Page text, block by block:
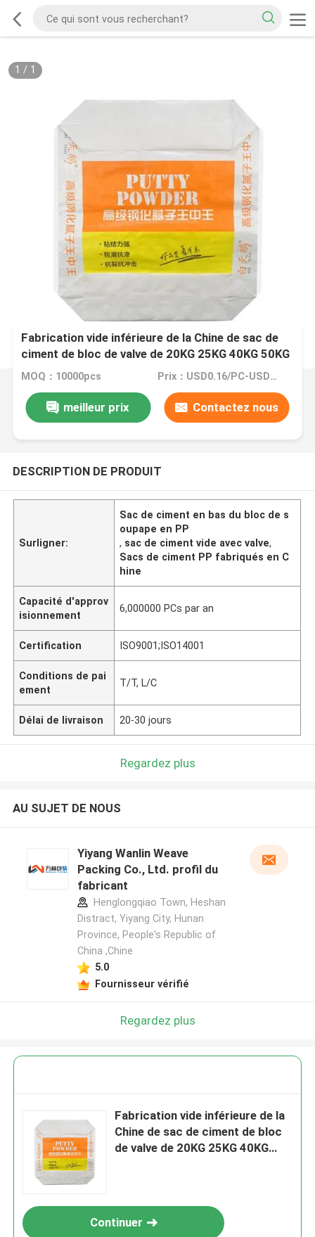
1 / 1
Fabrication vide inférieure de la Chine de sac de
ciment de bloc de valve de 20KG 25KG 40KG 50KG
pp
MOQ：10000pcs Prix：USD0.16/PC-USD0.18/PC
meilleur prix Contactez nous
DESCRIPTION DE PRODUIT
Surligner:
Sac de ciment en bas du bloc de s
oupape en PP
, sac de ciment vide avec valve,
Sacs de ciment PP fabriqués en C
hine
Capacité d'approv
isionnement
6,000000 PCs par an
Certification ISO9001;ISO14001
Conditions de pai
ement
T/T, L/C
Délai de livraison 20-30 jours
Regardez plus
AU SUJET DE NOUS
Yiyang Wanlin Weave
Packing Co., Ltd. profil du
fabricant
Henglongqiao Town, Heshan
Distract, Yiyang City, Hunan
Province, People's Republic of
China ,Chine
5.0
Fournisseur vérifié
Regardez plus
Fabrication vide inférieure de la
Chine de sac de ciment de bloc
de valve de 20KG 25KG 40KG
Continuer